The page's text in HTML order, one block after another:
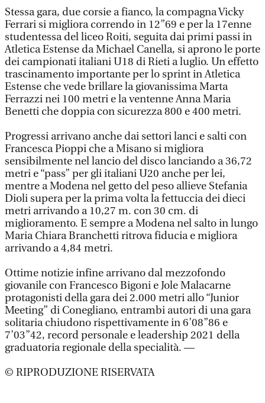
Stessa gara, due corsie a fianco, la compagna Vicky
Ferrari si migliora correndo in 12”69 e per la 17enne
studentessa del liceo Roiti, seguita dai primi passi in
Atletica Estense da Michael Canella, si aprono le porte
dei campionati italiani U18 di Rieti a luglio. Un effetto
trascinamento importante per lo sprint in Atletica
Estense che vede brillare la giovanissima Marta
Ferrazzi nei 100 metri e la ventenne Anna Maria
Benetti che doppia con sicurezza 800 e 400 metri.
Progressi arrivano anche dai settori lanci e salti con
Francesca Pioppi che a Misano si migliora
sensibilmente nel lancio del disco lanciando a 36,72
metri e “pass” per gli italiani U20 anche per lei,
mentre a Modena nel getto del peso allieve Stefania
Dioli supera per la prima volta la fettuccia dei dieci
metri arrivando a 10,27 m. con 30 cm. di
miglioramento. E sempre a Modena nel salto in lungo
Maria Chiara Branchetti ritrova fiducia e migliora
arrivando a 4,84 metri.
Ottime notizie infine arrivano dal mezzofondo
giovanile con Francesco Bigoni e Jole Malacarne
protagonisti della gara dei 2.000 metri allo “Junior
Meeting” di Conegliano, entrambi autori di una gara
solitaria chiudono rispettivamente in 6’08”86 e
7’03”42, record personale e leadership 2021 della
graduatoria regionale della specialità. —
© RIPRODUZIONE RISERVATA